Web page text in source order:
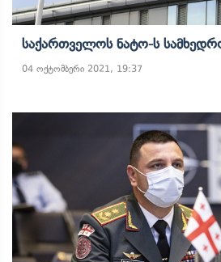
Საქართველოს Ნატო-Ს
04 ოქტომბერი 2021, 19:37